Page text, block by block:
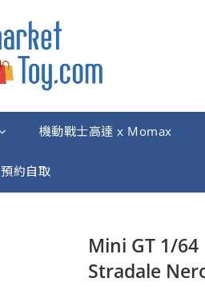
機動戰士高達 x Momax
預約自取
Mini GT 1/
Stradale